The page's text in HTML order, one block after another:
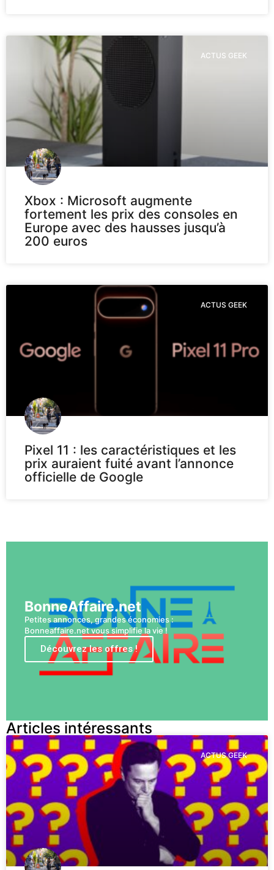
ACTUS GEEK
Xbox : Microsoft augmente
fortement les prix des consoles en
Europe avec des hausses jusqu’à
200 euros
ACTUS GEEK
Pixel 11 : les caractéristiques et les
prix auraient fuité avant l’annonce
officielle de Google
BonneAffaire.net
Petites annonces, grandes économies :
Bonneaffaire.net vous simplifie la vie !
Découvrez les offres !
Articles intéressants
ACTUS GEEK